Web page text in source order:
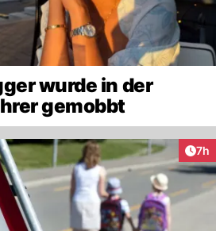
wurde in der
gemobbt
7h